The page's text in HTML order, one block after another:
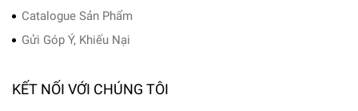
Catalogue Sản Phẩm
Gửi Góp Ý, Khiếu Nại
KẾT NỐI VỚI CHÚNG TÔI